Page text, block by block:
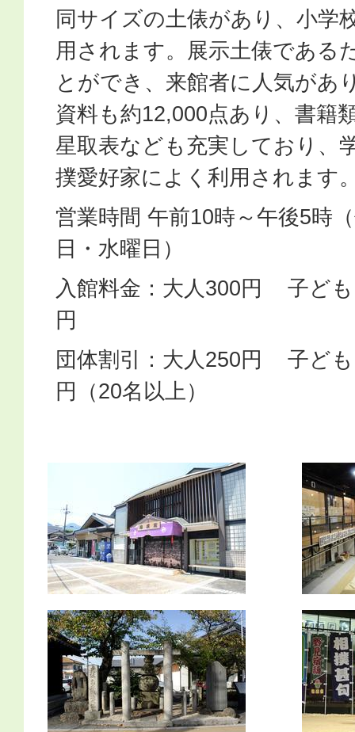
同サイズの土俵があり、小学
用されます。展示土俵である
とができ、来館者に人気があ
資料も約12,000点あり、書籍
星取表なども充実しており、
撲愛好家によく利用されます
営業時間 午前10時～午後5時
日・水曜日）
入館料金：大人300円 子ど
円
団体割引：大人250円 子ど
円（20名以上）